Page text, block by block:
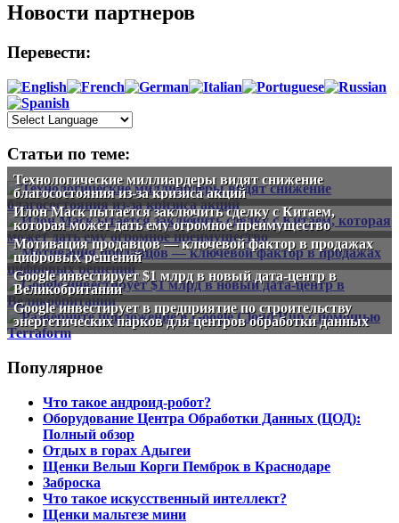
Новости партнеров
Перевести:
Статьи по теме:
Технологические миллиардеры видят снижение
благосостояния из-за кризиса акций
Илон Маск пытается заключить сделку с Китаем,
которая может дать ему огромное преимущество
Мотивация продавцов — ключевой фактор в продажах
цифровых решений
Google инвестирует $1 млрд в новый дата-центр в
Великобритании
Google инвестирует в предприятие по строительству
энергетических парков для центров обработки данных
Популярное
Что такое андроид-робот?
Оборудование Центра Обработки Данных (ЦОД):
Полный обзор
Отдых в горах Адыгеи
Щенки Вельш Корги Пемброк в Краснодаре
Заброска
Что такое искусственный интеллект?
Щенки мальтезе мини